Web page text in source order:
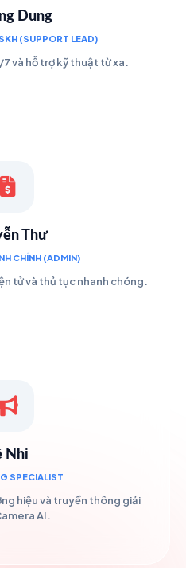
Dung
(SUPPORT LEAD)
và hỗ trợ kỹ thuật từ xa.
Thư
CHÍNH (ADMIN)
tử và thủ tục nhanh chóng.
Nhi
SPECIALIST
hiệu và truyền thông giải
AI.